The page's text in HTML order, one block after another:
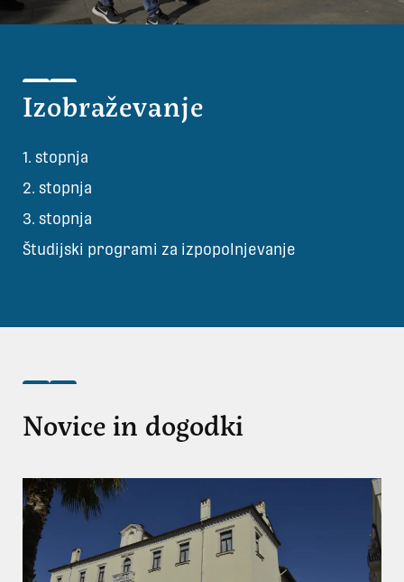
Izobraževanje
1. stopnja
2. stopnja
3. stopnja
Študijski programi za izpopolnjevanje
Novice in dogodki